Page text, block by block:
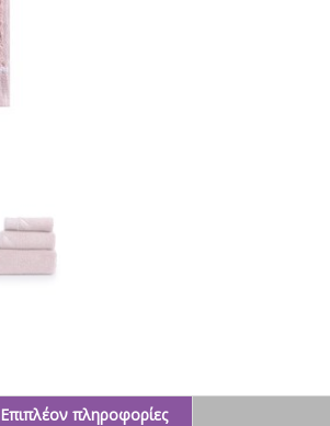
Επιπλέον πληροφορίες